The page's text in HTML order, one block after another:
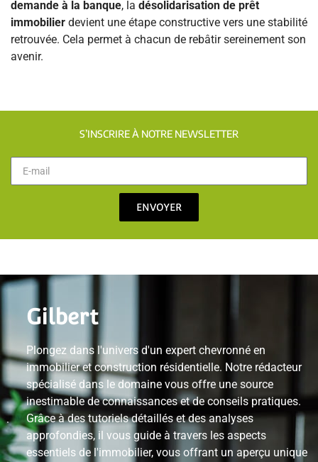
demande à la banque, la désolidarisation de prêt
immobilier devient une étape constructive vers une stabilité
retrouvée. Cela permet à chacun de rebâtir sereinement son
avenir.
S’INSCRIRE À NOTRE NEWSLETTER
ENVOYER
Gilbert
Plongez dans l'univers d'un expert chevronné en
immobilier et construction résidentielle. Notre rédacteur
spécialisé dans le domaine vous offre une source
inestimable de connaissances et de conseils pratiques.
Grâce à des tutoriels détaillés et des analyses
approfondies, il vous guide à travers les aspects
essentiels de l'immobilier, vous offrant un aperçu unique